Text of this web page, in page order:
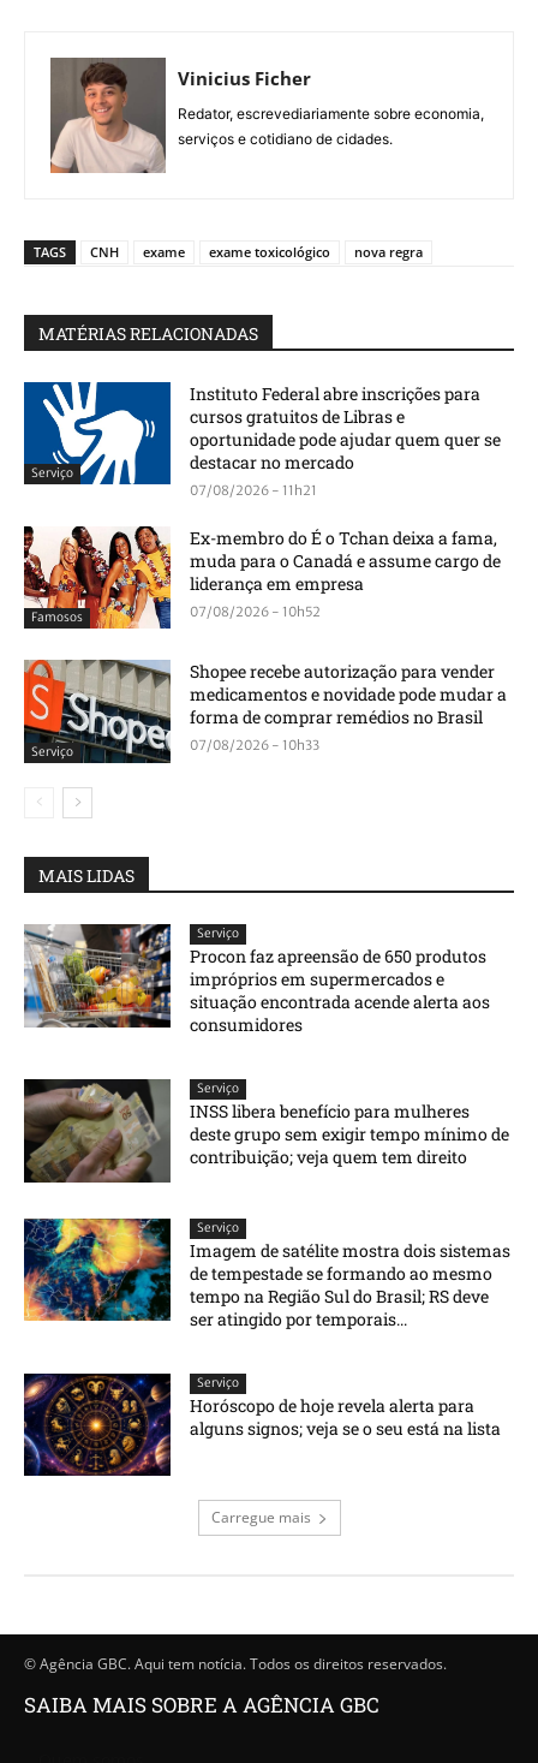
Vinicius Ficher
Redator, escrevediariamente sobre economia,
serviços e cotidiano de cidades.
TAGS CNH exame exame toxicológico nova regra
MATÉRIAS RELACIONADAS
Serviço
Instituto Federal abre inscrições para
cursos gratuitos de Libras e
oportunidade pode ajudar quem quer se
destacar no mercado
07/08/2026 - 11h21
Famosos
Ex-membro do É o Tchan deixa a fama,
muda para o Canadá e assume cargo de
liderança em empresa
07/08/2026 - 10h52
Serviço
Shopee recebe autorização para vender
medicamentos e novidade pode mudar a
forma de comprar remédios no Brasil
07/08/2026 - 10h33
MAIS LIDAS
Serviço
Procon faz apreensão de 650 produtos
impróprios em supermercados e
situação encontrada acende alerta aos
consumidores
Serviço
INSS libera benefício para mulheres
deste grupo sem exigir tempo mínimo de
contribuição; veja quem tem direito
Serviço
Imagem de satélite mostra dois sistemas
de tempestade se formando ao mesmo
tempo na Região Sul do Brasil; RS deve
ser atingido por temporais...
Serviço
Horóscopo de hoje revela alerta para
alguns signos; veja se o seu está na lista
Carregue mais
© Agência GBC. Aqui tem notícia. Todos os direitos reservados.
SAIBA MAIS SOBRE A AGÊNCIA GBC